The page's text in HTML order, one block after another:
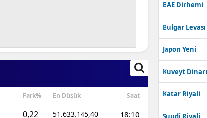
Fark% En Düşük Saat
0,22 51.633.145,40 18:10
BAE Dirhemi
Bulgar Levası
Japon Yeni
Kuveyt Dinarı
Katar Riyali
Suudi Riyali